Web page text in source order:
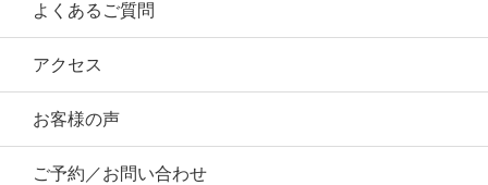
よくあるご質問
アクセス
お客様の声
ご予約／お問い合わせ